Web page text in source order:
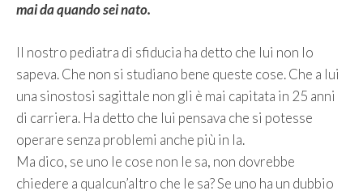
mai da quando sei nato.
Il nostro pediatra di sfiducia ha detto che lui non lo
sapeva. Che non si studiano bene queste cose. Che a lui
una sinostosi sagittale non gli è mai capitata in 25 anni
di carriera. Ha detto che lui pensava che si potesse
operare senza problemi anche più in la.
Ma dico, se uno le cose non le sa, non dovrebbe
chiedere a qualcun’altro che le sa? Se uno ha un dubbio